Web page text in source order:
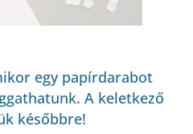
egy papírdarabot
A keletkező
későbbre!